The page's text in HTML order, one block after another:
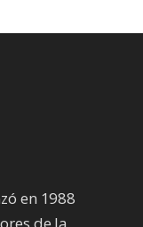
en 1988